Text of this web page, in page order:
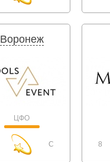
Воронеж
ЦФО
C 8